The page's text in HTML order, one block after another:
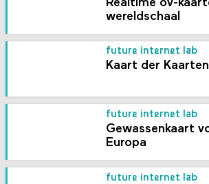
Realtime ov-
wereldschaal
future internet lab
Kaart der
future internet lab
Gewassenkaart
Europa
future internet lab